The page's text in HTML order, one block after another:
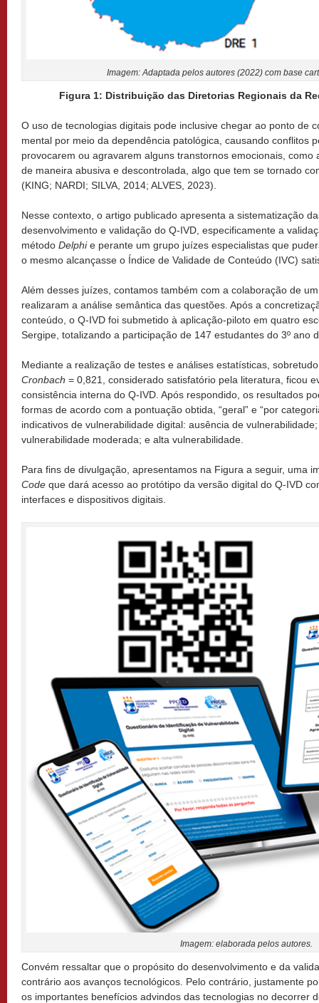
Imagem: Adaptada pelos autores (2022) com base
Figura 1: Distribuição das Diretorias Regionais da
O uso de tecnologias digitais pode inclusive chegar ao ponto de
mental por meio da dependência patológica, causando conflitos
provocarem ou agravarem alguns transtornos emocionais, como
de maneira abusiva e descontrolada, algo que tem se tornado
(KING; NARDI; SILVA, 2014; ALVES, 2023).
Nesse contexto, o artigo publicado apresenta a sistematização
desenvolvimento e validação do Q-IVD, especificamente a
método Delphie perante um grupo juízes especialistas que
o mesmo alcançasse o Índice de Validade de Conteúdo (IVC)
Além desses juízes, contamos também com a colaboração de
realizaram a análise semântica das questões. Após a
conteúdo, o Q-IVD foi submetido à aplicação-piloto em quatro
Sergipe, totalizando a participação de 147 estudantes do 3º ano
Mediante a realização de testes e análises estatísticas,
Cronbach = 0,821, considerado satisfatório pela literatura, ficou
consistência interna do Q-IVD. Após respondido, os resultados
formas de acordo com a pontuação obtida, “geral” e “por
indicativos de vulnerabilidade digital: ausência de
vulnerabilidade moderada; e alta vulnerabilidade.
Para fins de divulgação, apresentamos na Figura a seguir, uma
Code que dará acesso ao protótipo da versão digital do Q-IVD
interfaces e dispositivos digitais.
Imagem: elaborada pelos autores.
Convém ressaltar que o propósito do desenvolvimento e da
contrário aos avanços tecnológicos. Pelo contrário, justamente
os importantes benefícios advindos das tecnologias no decorrer